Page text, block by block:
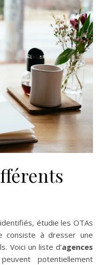
étudie les OTAs
consiste à dresser une
Voici un liste d’agences
potentiellement